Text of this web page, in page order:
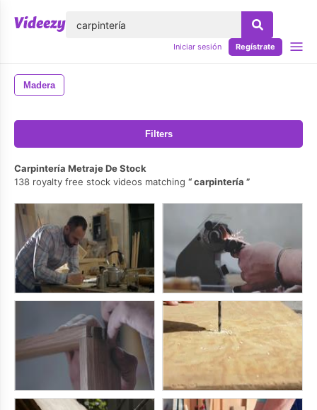
Iniciar sesión Regístrate
Madera
Filters
Carpintería Metraje De Stock
138 royalty free stock videos matching
carpintería